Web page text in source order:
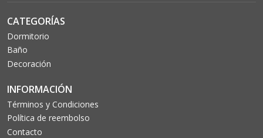
CATEGORÍAS
Dormitorio
Baño
Decoración
INFORMACIÓN
Términos y Condiciones
Política de reembolso
Contacto